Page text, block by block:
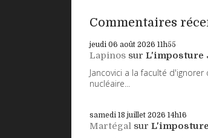
Commentaires
jeudi 06 août 2026 11h55
Lapinos sur L'imposture
Jancovici a la faculté
nucléaire...
samedi 18 juillet 2026 14h16
Martégal sur